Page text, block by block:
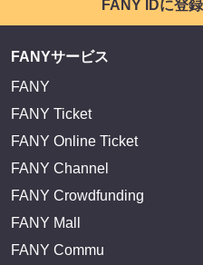
FANY IDに登
FANYサービス
FANY
FANY Ticket
FANY Online Ticket
FANY Channel
FANY Crowdfunding
FANY Mall
FANY Commu